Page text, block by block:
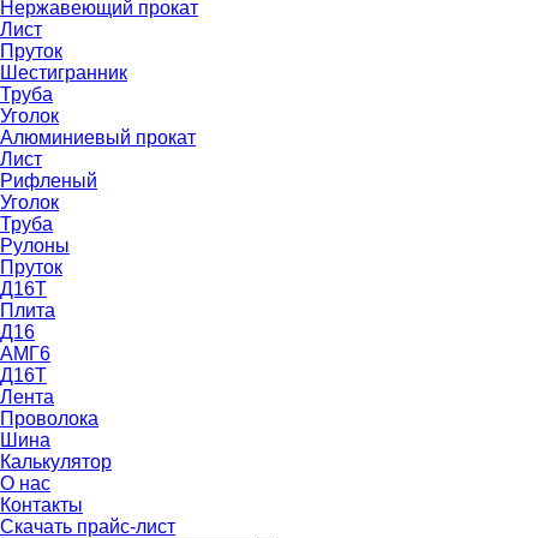
Нержавеющий прокат
Лист
Пруток
Шестигранник
Труба
Уголок
Алюминиевый прокат
Лист
Рифленый
Уголок
Труба
Рулоны
Пруток
Д16Т
Плита
Д16
АМГ6
Д16Т
Лента
Проволока
Шина
Калькулятор
О нас
Контакты
Скачать прайс-лист